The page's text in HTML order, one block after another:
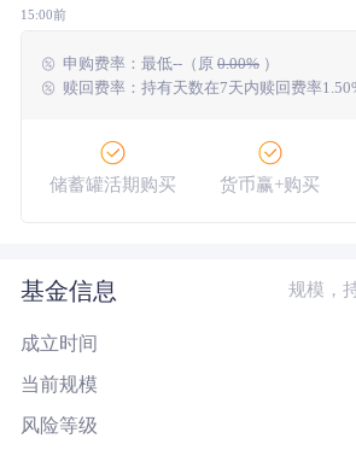
今年以来
成立以来 0.49%
15:00前
申购费率： 最低--（原 0.00%）
赎回费率：持有天数在7天内赎回费率
储蓄罐活期购买 货币赢+购买
基金信息 规模，
成立时间
当前规模
风险等级